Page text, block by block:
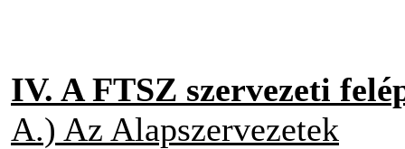
IV. A FTSZ szervezeti
A.) Az Alapszervezetek